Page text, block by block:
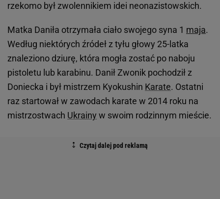
rzekomo był zwolennikiem idei neonazistowskich.
Matka Daniła otrzymała ciało swojego syna 1 maja.
Według niektórych źródeł z tyłu głowy 25-latka
znaleziono dziurę, która mogła zostać po naboju
pistoletu lub karabinu. Danił Zwonik pochodził z
Doniecka i był mistrzem Kyokushin Karate. Ostatni
raz startował w zawodach karate w 2014 roku na
mistrzostwach Ukrainy w swoim rodzinnym mieście.